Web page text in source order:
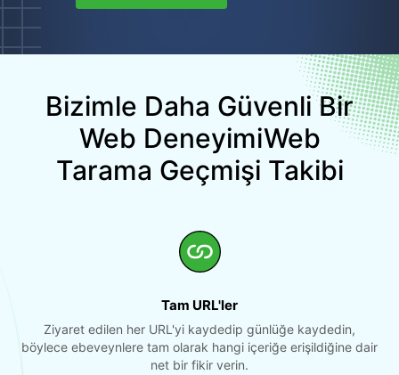
Bizimle Daha Güvenli Bir
Web DeneyimiWeb
Tarama Geçmişi Takibi
Tam URL'ler
Ziyaret edilen her URL'yi kaydedip günlüğe kaydedin,
böylece ebeveynlere tam olarak hangi içeriğe erişildiğine dair
net bir fikir verin.